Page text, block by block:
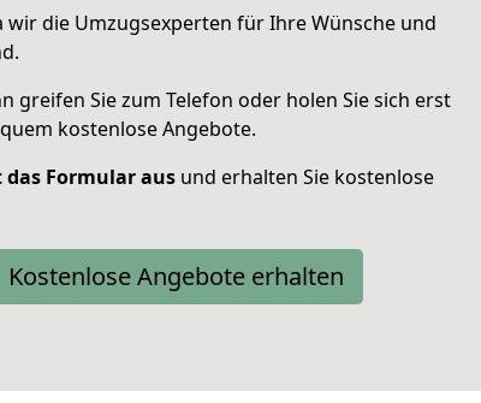
wir die Umzugsexperten für Ihre Wünsche und
greifen Sie zum Telefon oder holen Sie sich erst
kostenlose Angebote.
das Formular aus und erhalten Sie kostenlose
Kostenlose Angebote erhalten